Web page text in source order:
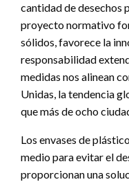
cantidad de desechos
proyecto normativo
sólidos, favorece la
responsabilidad
medidas nos alinean
Unidas, la tendencia
que más de ocho
Los envases de
medio para evitar el
proporcionan una